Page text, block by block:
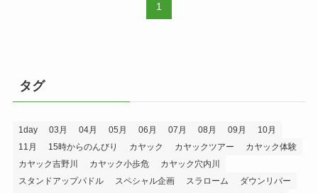
1
タグ
1day 03月 04月 05月 06月 07月 08月 09月
10月
11月
15時からのんびり カヤック カヤックツアー
カヤック体験
カヤック吉野川
カヤック小歩危
カヤック穴内川
スタンドアップパドル
スペシャル企画 スラローム
ダウンリバー